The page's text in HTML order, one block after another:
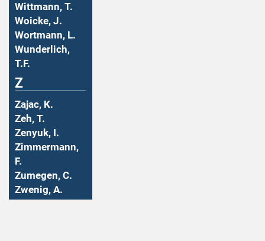
Wittmann, T.
Woicke, J.
Wortmann, L.
Wunderlich,
T.F.
Z
Zajac, K.
Zeh, T.
Zenyuk, I.
Zimmermann,
F.
Zumegen, C.
Zwenig, A.